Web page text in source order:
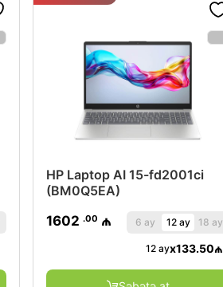
HP Laptop AI 15-fd2001ci
(BM0Q5EA)
1602 .00 ₼ 6 ay 12 ay 18 ay
12 ayx133.50₼